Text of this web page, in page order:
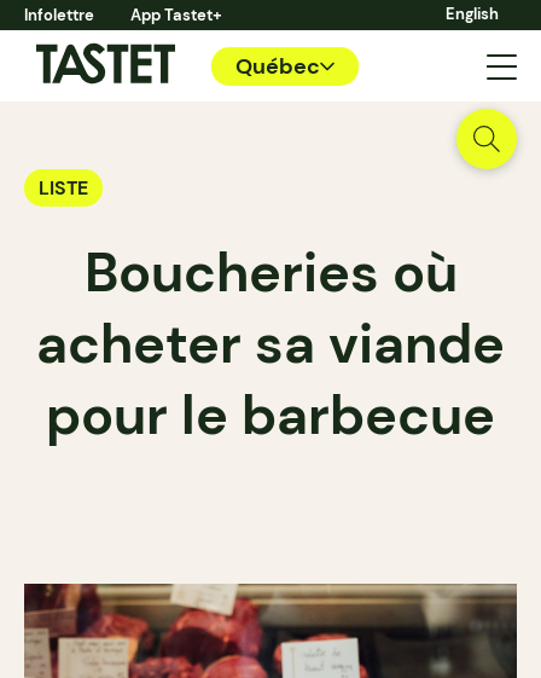
Infolettre App Tastet+ English
Québec
LISTE
Boucheries où
acheter sa viande
pour le barbecue